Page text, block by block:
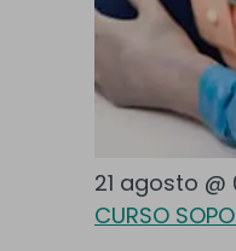
21 agosto @
CURSO